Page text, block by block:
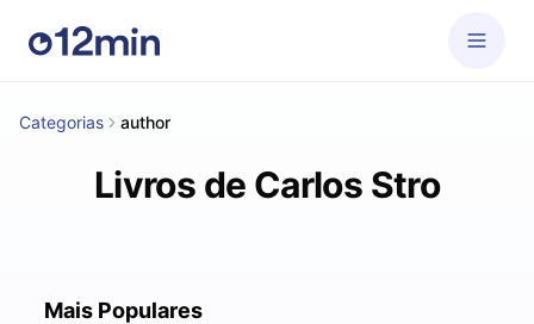
Categorias author
Livros de Carlos Stro
Mais Populares